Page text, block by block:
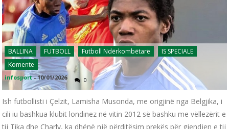
BALLINA FUTBOLL Futboll Ndërkombëtarë
IS SPECIALE
Komente
infosport -10/01/2026 0
Ish futbollisti i Çelzit, Lamisha Musonda, me origjinë nga Belgjika, i
cili iu bashkua klubit londinez në vitin 2012 së bashku me vëllezërit e
tij Tika dhe Charly, ka dhënë një përditësim prekës për gjendjen e tij